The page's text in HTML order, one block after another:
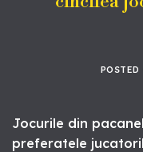
POSTED
Jocurile din
preferatele